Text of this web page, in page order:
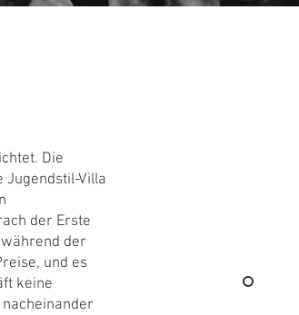
Die
Jugendstil-Villa
der Erste
der
und es
keine